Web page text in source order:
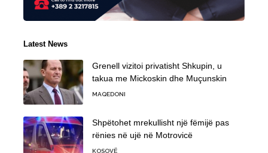
Latest News
Grenell vizitoi privatisht Shkupin, u
takua me Mickoskin dhe Muçunskin
MAQEDONI
Shpëtohet mrekullisht një fëmijë pas
rënies në ujë në Motrovicë
KOSOVË